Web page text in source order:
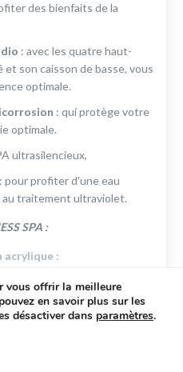
des bienfaits de la
: avec les quatre haut-
son caisson de basse, vous
optimale.
: qui protège votre
optimale.
ultrasilencieux,
: pour profiter d'une eau
traitement ultraviolet.
SPA :
acrylique :
vous offrir la meilleure
en savoir plus sur les
désactiver dans paramètres.